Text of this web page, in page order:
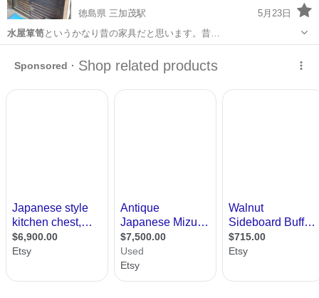
徳島県 三加茂駅
5月23日
水屋箪笥というかなり昔の家具だと思います。昔…